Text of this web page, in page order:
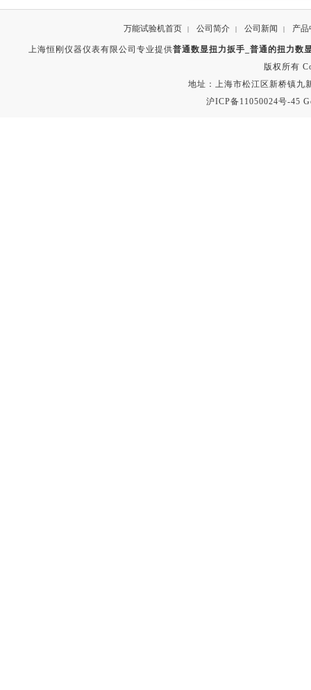
万能试验机首页 | 公司简介 | 公司新闻 | 产品
上海恒刚仪器仪表有限公司专业提供普通数显扭力扳手_普通的扭力数
版权所有
地址：上海市松江区新桥镇九
沪ICP备11050024号-45